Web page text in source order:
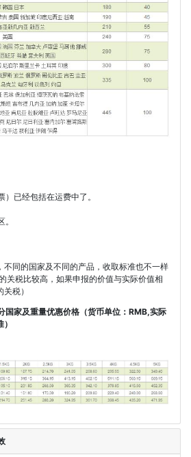
已经包括在运费中了。
不同的国家及不同的产品，收取标准也不一样
关税比较高，如果申报的价值与实际价值相
税）
国家及重量优惠价格（货币单位：RMB,实际